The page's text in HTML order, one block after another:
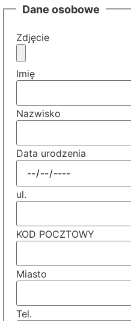
Dane osobowe
Zdjęcie
Imię
Nazwisko
Data urodzenia
ul.
KOD POCZTOWY
Miasto
Tel.